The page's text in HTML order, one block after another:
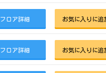
フロア詳細 お気に入りに追
フロア詳細 お気に入りに追